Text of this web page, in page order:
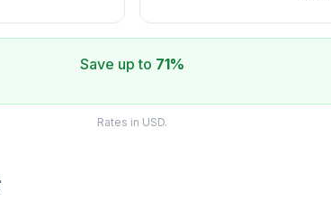
Save up to 71%
Rates in USD.